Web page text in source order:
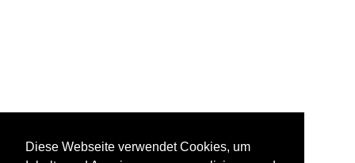
Diese Webseite verwendet Cookies, um